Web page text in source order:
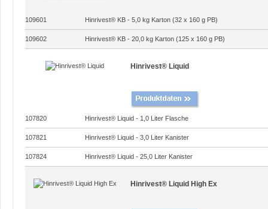
109601 Hinrivest® KB - 5,0 kg Karton (32 x 160 g PB)
109602 Hinrivest® KB - 20,0 kg Karton (125 x 160 g PB)
Hinrivest® Liquid
107820 Hinrivest® Liquid - 1,0 Liter Flasche
107821 Hinrivest® Liquid - 3,0 Liter Kanister
107824 Hinrivest® Liquid - 25,0 Liter Kanister
Hinrivest® Liquid High Ex